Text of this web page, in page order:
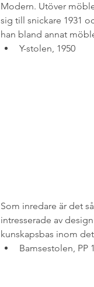
Modern. Utöver
sig till snickare 1931
han bland annat
Y-stolen, 1950
Som inredare är det
intresserade av
kunskapsbas inom
Bamsestolen, PP